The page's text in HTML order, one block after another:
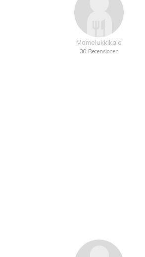
Mamelukkikala
30 Recensionen